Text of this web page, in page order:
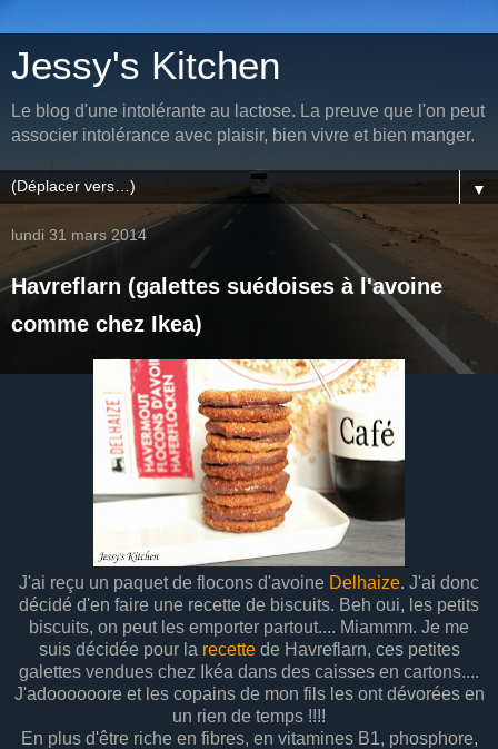
Jessy's Kitchen
Le blog d'une intolérante au lactose. La preuve que l'on peut
associer intolérance avec plaisir, bien vivre et bien manger.
▼
lundi 31 mars 2014
Havreflarn (galettes suédoises à l'avoine
comme chez Ikea)
J'ai reçu un paquet de flocons d'avoine Delhaize. J'ai donc
décidé d'en faire une recette de biscuits. Beh oui, les petits
biscuits, on peut les emporter partout.... Miammm. Je me
suis décidée pour la recettede Havreflarn, ces petites
galettes vendues chez Ikéa dans des caisses en cartons....
J'adoooooore et les copains de mon fils les ont dévorées en
un rien de temps !!!!
En plus d'être riche en fibres, en vitamines B1, phosphore,